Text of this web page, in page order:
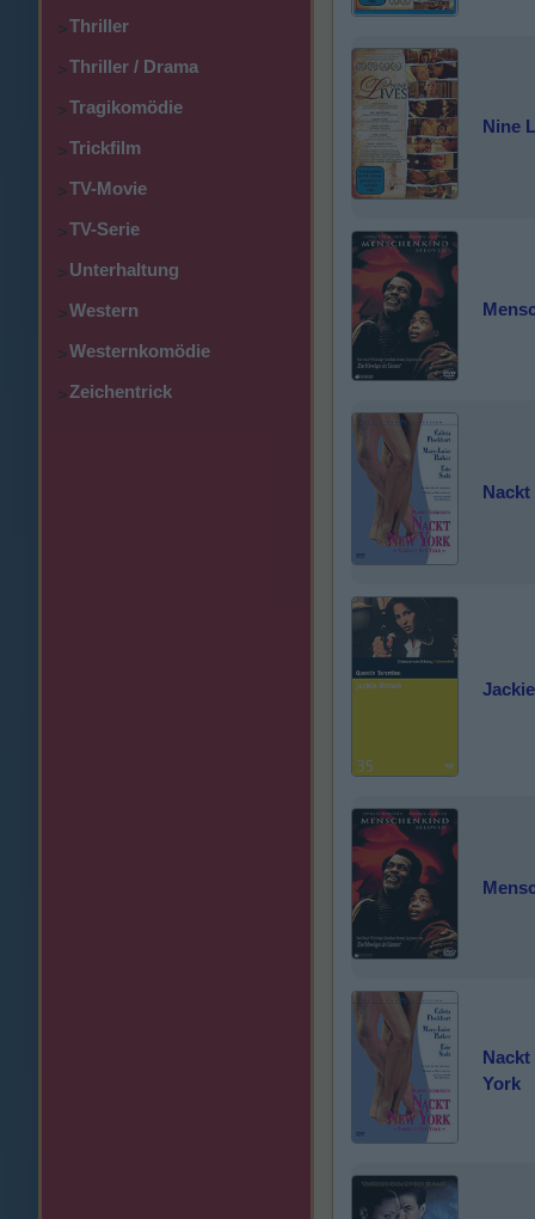
>Thriller
>Thriller / Drama
>Tragikomödie
>Trickfilm
>TV-Movie
>TV-Serie
>Unterhaltung
>Western
>Westernkomödie
>Zeichentrick
Nine
Nackt
Nackt
York